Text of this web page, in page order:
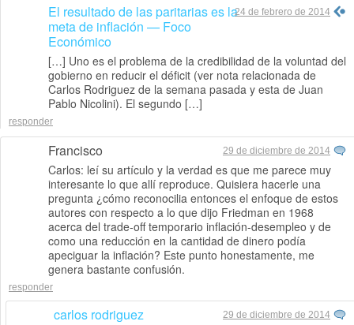
El resultado de las paritarias es la
meta de inflación — Foco
Económico
24 de febrero de 2014
[…] Uno es el problema de la credibilidad de la voluntad del
gobierno en reducir el déficit (ver nota relacionada de
Carlos Rodriguez de la semana pasada y esta de Juan
Pablo Nicolini). El segundo […]
responder
Francisco 29 de diciembre de 2014
Carlos: leí su artículo y la verdad es que me parece muy
interesante lo que allí reproduce. Quisiera hacerle una
pregunta ¿cómo reconocilia entonces el enfoque de estos
autores con respecto a lo que dijo Friedman en 1968
acerca del trade-off temporario inflación-desempleo y de
como una reducción en la cantidad de dinero podía
apeciguar la inflación? Este punto honestamente, me
genera bastante confusión.
responder
carlos rodriguez 29 de diciembre de 2014